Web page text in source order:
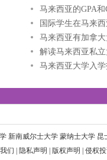
马来西亚的GPA
国际学生在马来
马来西亚有加拿
解读马来西亚私
马来西亚大学入
新南威尔士大学 ‌蒙纳士大学 昆
们 隐私声明 版权声明
侵权